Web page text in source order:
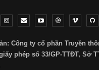
Công ty cổ phần Truyền
phép số 33/GP-TTĐT, Sở